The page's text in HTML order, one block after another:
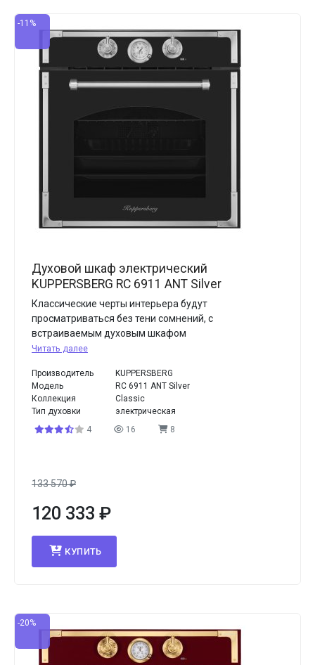
-11%
Духовой шкаф электрический
KUPPERSBERG RC 6911 ANT Silver
Классические черты интерьера будут
просматриваться без тени сомнений, с
встраиваемым духовым шкафом
Читать далее
Производитель
KUPPERSBERG
Модель
RC 6911 ANT Silver
Коллекция
Classic
Тип духовки
электрическая
4
16 8
133 570₽
120 333 ₽
КУПИТЬ
-20%